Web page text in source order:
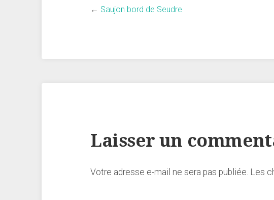
← Saujon bord de Seudre
Laisser un
Votre adresse e-mail ne sera pas publiée. Les